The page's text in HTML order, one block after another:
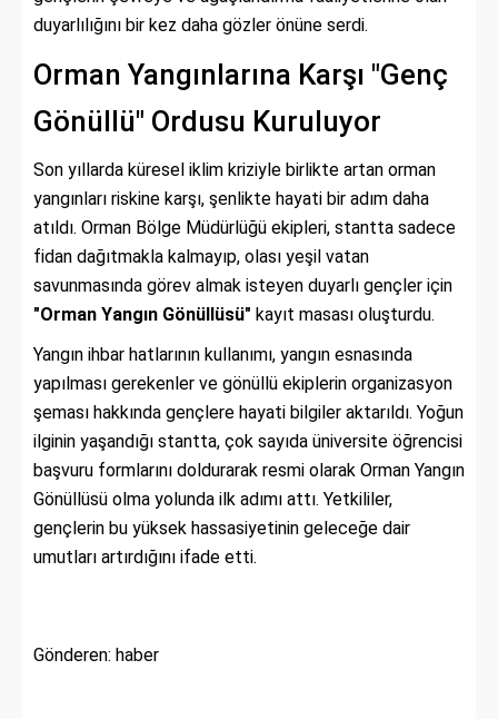
duyarlılığını bir kez daha gözler önüne serdi.
Orman Yangınlarına Karşı "Genç
Gönüllü" Ordusu Kuruluyor
Son yıllarda küresel iklim kriziyle birlikte artan orman
yangınları riskine karşı, şenlikte hayati bir adım daha
atıldı. Orman Bölge Müdürlüğü ekipleri, stantta sadece
fidan dağıtmakla kalmayıp, olası yeşil vatan
savunmasında görev almak isteyen duyarlı gençler için
"Orman Yangın Gönüllüsü" kayıt masası oluşturdu.
Yangın ihbar hatlarının kullanımı, yangın esnasında
yapılması gerekenler ve gönüllü ekiplerin organizasyon
şeması hakkında gençlere hayati bilgiler aktarıldı. Yoğun
ilginin yaşandığı stantta, çok sayıda üniversite öğrencisi
başvuru formlarını doldurarak resmi olarak Orman Yangın
Gönüllüsü olma yolunda ilk adımı attı. Yetkililer,
gençlerin bu yüksek hassasiyetinin geleceğe dair
umutları artırdığını ifade etti.
Gönderen: haber